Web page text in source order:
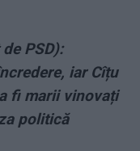
PSD):
iar Cîțu
fi marii vinovați
politică